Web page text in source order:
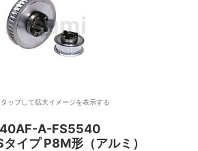
ップして拡大イメージを表示する
A-FS5540
イプ P8M形（アルミ）